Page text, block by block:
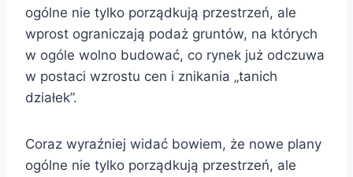
ogólne nie tylko porządkują przestrzeń, ale
wprost ograniczają podaż gruntów, na których
w ogóle wolno budować, co rynek już odczuwa
w postaci wzrostu cen i znikania „tanich
działek”.
Coraz wyraźniej widać bowiem, że nowe plany
ogólne nie tylko porządkują przestrzeń, ale